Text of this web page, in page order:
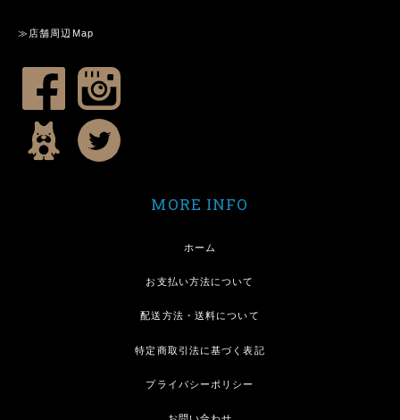
≫店舗周辺Map
MORE INFO
ホーム
お支払い方法について
配送方法・送料について
特定商取引法に基づく表記
プライバシーポリシー